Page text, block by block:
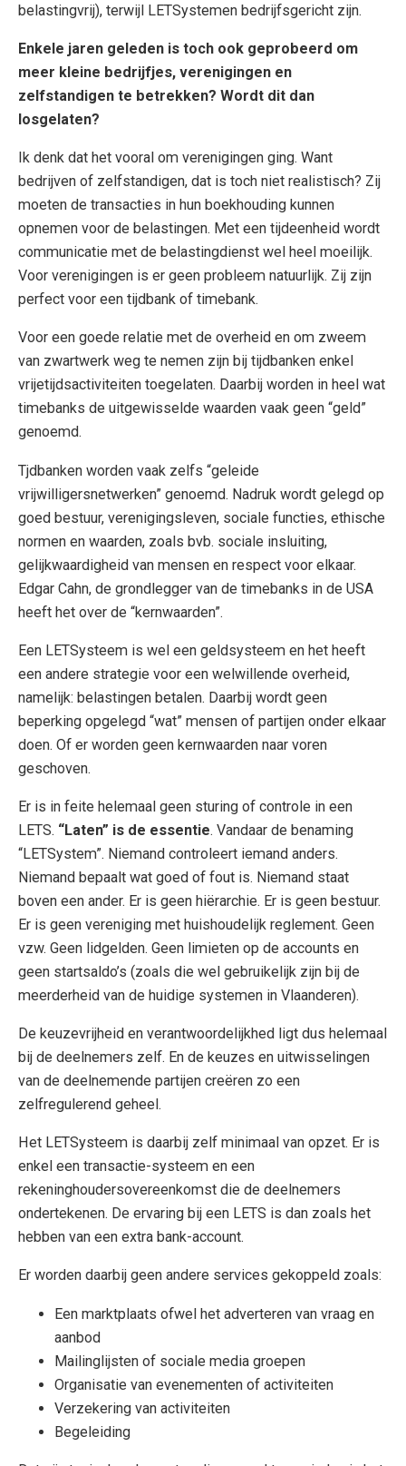
belastingvrij), terwijl LETSystemen bedrijfsgericht zijn.
Enkele jaren geleden is toch ook geprobeerd om
meer kleine bedrijfjes, verenigingen en
zelfstandigen te betrekken? Wordt dit dan
losgelaten?
Ik denk dat het vooral om verenigingen ging. Want
bedrijven of zelfstandigen, dat is toch niet realistisch? Zij
moeten de transacties in hun boekhouding kunnen
opnemen voor de belastingen. Met een tijdeenheid wordt
communicatie met de belastingdienst wel heel moeilijk.
Voor verenigingen is er geen probleem natuurlijk. Zij zijn
perfect voor een tijdbank of timebank.
Voor een goede relatie met de overheid en om zweem
van zwartwerk weg te nemen zijn bij tijdbanken enkel
vrijetijdsactiviteiten toegelaten. Daarbij worden in heel wat
timebanks de uitgewisselde waarden vaak geen “geld”
genoemd.
Tjdbanken worden vaak zelfs “geleide
vrijwilligersnetwerken” genoemd. Nadruk wordt gelegd op
goed bestuur, verenigingsleven, sociale functies, ethische
normen en waarden, zoals bvb. sociale insluiting,
gelijkwaardigheid van mensen en respect voor elkaar.
Edgar Cahn, de grondlegger van de timebanks in de USA
heeft het over de “kernwaarden”.
Een LETSysteem is wel een geldsysteem en het heeft
een andere strategie voor een welwillende overheid,
namelijk: belastingen betalen. Daarbij wordt geen
beperking opgelegd “wat” mensen of partijen onder elkaar
doen. Of er worden geen kernwaarden naar voren
geschoven.
Er is in feite helemaal geen sturing of controle in een
LETS. “Laten” is de essentie. Vandaar de benaming
“LETSystem”. Niemand controleert iemand anders.
Niemand bepaalt wat goed of fout is. Niemand staat
boven een ander. Er is geen hiërarchie. Er is geen bestuur.
Er is geen vereniging met huishoudelijk reglement. Geen
vzw. Geen lidgelden. Geen limieten op de accounts en
geen startsaldo’s (zoals die wel gebruikelijk zijn bij de
meerderheid van de huidige systemen in Vlaanderen).
De keuzevrijheid en verantwoordelijkhed ligt dus helemaal
bij de deelnemers zelf. En de keuzes en uitwisselingen
van de deelnemende partijen creëren zo een
zelfregulerend geheel.
Het LETSysteem is daarbij zelf minimaal van opzet. Er is
enkel een transactie-systeem en een
rekeninghoudersovereenkomst die de deelnemers
ondertekenen. De ervaring bij een LETS is dan zoals het
hebben van een extra bank-account.
Er worden daarbij geen andere services gekoppeld zoals:
Een marktplaats ofwel het adverteren van vraag en
aanbod
Mailinglijsten of sociale media groepen
Organisatie van evenementen of activiteiten
Verzekering van activiteiten
Begeleiding